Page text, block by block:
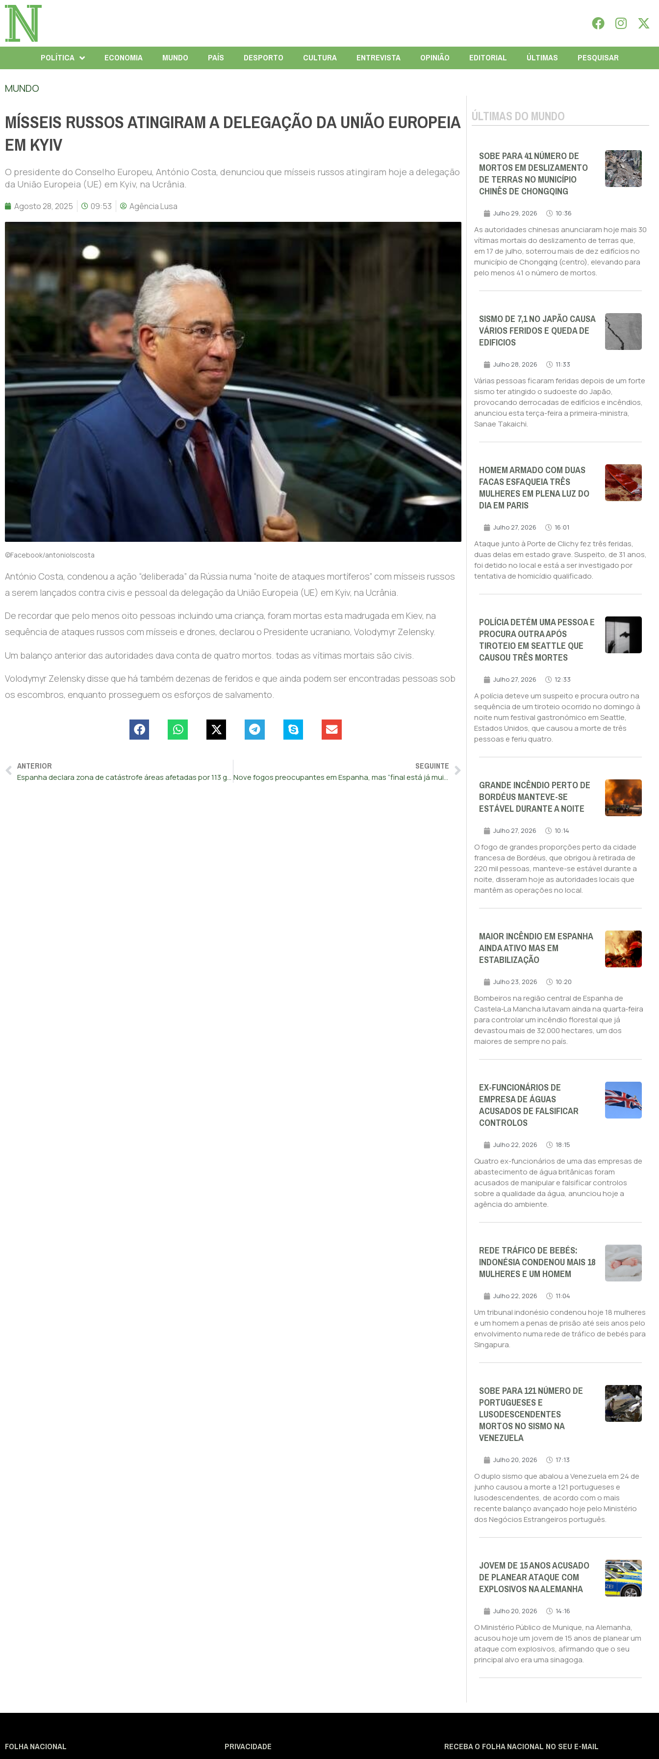
POLÍTICA ECONOMIA MUNDO PAÍS DESPORTO CULTURA ENTREVISTA OPINIÃO EDITORIAL ÚLTIMAS PESQUISAR
MUNDO
MÍSSEIS RUSSOS ATINGIRAM A DELEGAÇÃO DA UNIÃO EUROPEIA
EM KYIV
O presidente do Conselho Europeu, António Costa, denunciou que mísseis russos atingiram hoje a delegação
da União Europeia (UE) em Kyiv, na Ucrânia.
Agosto 28, 2025 09:53 Agência Lusa
©Facebook/antoniolscosta
António Costa, condenou a ação “deliberada” da Rússia numa “noite de ataques mortíferos” com mísseis russos
a serem lançados contra civis e pessoal da delegação da União Europeia (UE) em Kyiv, na Ucrânia.
De recordar que pelo menos oito pessoas incluindo uma criança, foram mortas esta madrugada em Kiev, na
sequência de ataques russos com mísseis e drones, declarou o Presidente ucraniano, Volodymyr Zelensky.
Um balanço anterior das autoridades dava conta de quatro mortos. todas as vítimas mortais são civis.
Volodymyr Zelensky disse que há também dezenas de feridos e que ainda podem ser encontradas pessoas sob
os escombros, enquanto prosseguem os esforços de salvamento.
ANTERIOR
Espanha declara zona de catástrofe áreas afetadas por 113 grandes fogos
SEGUINTE
Nove fogos preocupantes em Espanha, mas “final está já muito próximo”
ÚLTIMAS DO MUNDO
SOBE PARA 41 NÚMERO DE
MORTOS EM DESLIZAMENTO
DE TERRAS NO MUNICÍPIO
CHINÊS DE CHONGQING
Julho 29, 2026 10:36
As autoridades chinesas anunciaram hoje mais 30
vítimas mortais do deslizamento de terras que,
em 17 de julho, soterrou mais de dez edifícios no
município de Chongqing (centro), elevando para
pelo menos 41 o número de mortos.
SISMO DE 7,1 NO JAPÃO CAUSA
VÁRIOS FERIDOS E QUEDA DE
EDIFICIOS
Julho 28, 2026 11:33
Várias pessoas ficaram feridas depois de um forte
sismo ter atingido o sudoeste do Japão,
provocando derrocadas de edifícios e incêndios,
anunciou esta terça-feira a primeira-ministra,
Sanae Takaichi.
HOMEM ARMADO COM DUAS
FACAS ESFAQUEIA TRÊS
MULHERES EM PLENA LUZ DO
DIA EM PARIS
Julho 27, 2026 16:01
Ataque junto à Porte de Clichy fez três feridas,
duas delas em estado grave. Suspeito, de 31 anos,
foi detido no local e está a ser investigado por
tentativa de homicídio qualificado.
POLÍCIA DETÉM UMA PESSOA E
PROCURA OUTRA APÓS
TIROTEIO EM SEATTLE QUE
CAUSOU TRÊS MORTES
Julho 27, 2026 12:33
A polícia deteve um suspeito e procura outro na
sequência de um tiroteio ocorrido no domingo à
noite num festival gastronómico em Seattle,
Estados Unidos, que causou a morte de três
pessoas e feriu quatro.
GRANDE INCÊNDIO PERTO DE
BORDÉUS MANTEVE-SE
ESTÁVEL DURANTE A NOITE
Julho 27, 2026 10:14
O fogo de grandes proporções perto da cidade
francesa de Bordéus, que obrigou à retirada de
220 mil pessoas, manteve-se estável durante a
noite, disseram hoje as autoridades locais que
mantêm as operações no local.
MAIOR INCÊNDIO EM ESPANHA
AINDA ATIVO MAS EM
ESTABILIZAÇÃO
Julho 23, 2026 10:20
Bombeiros na região central de Espanha de
Castela‑La Mancha lutavam ainda na quarta‑feira
para controlar um incêndio florestal que já
devastou mais de 32.000 hectares, um dos
maiores de sempre no país.
EX-FUNCIONÁRIOS DE
EMPRESA DE ÁGUAS
ACUSADOS DE FALSIFICAR
CONTROLOS
Julho 22, 2026 18:15
Quatro ex-funcionários de uma das empresas de
abastecimento de água britânicas foram
acusados de manipular e falsificar controlos
sobre a qualidade da água, anunciou hoje a
agência do ambiente.
REDE TRÁFICO DE BEBÉS:
INDONÉSIA CONDENOU MAIS 18
MULHERES E UM HOMEM
Julho 22, 2026 11:04
Um tribunal indonésio condenou hoje 18 mulheres
e um homem a penas de prisão até seis anos pelo
envolvimento numa rede de tráfico de bebés para
Singapura.
SOBE PARA 121 NÚMERO DE
PORTUGUESES E
LUSODESCENDENTES
MORTOS NO SISMO NA
VENEZUELA
Julho 20, 2026 17:13
O duplo sismo que abalou a Venezuela em 24 de
junho causou a morte a 121 portugueses e
lusodescendentes, de acordo com o mais
recente balanço avançado hoje pelo Ministério
dos Negócios Estrangeiros português.
JOVEM DE 15 ANOS ACUSADO
DE PLANEAR ATAQUE COM
EXPLOSIVOS NA ALEMANHA
Julho 20, 2026 14:16
O Ministério Público de Munique, na Alemanha,
acusou hoje um jovem de 15 anos de planear um
ataque com explosivos, afirmando que o seu
principal alvo era uma sinagoga.
FOLHA NACIONAL PRIVACIDADE RECEBA O FOLHA NACIONAL NO SEU E-MAIL